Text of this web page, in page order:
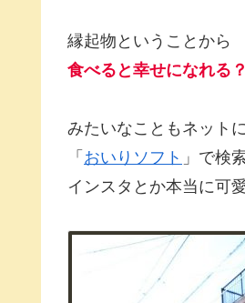
縁起物ということから
食べると幸せになれる
みたいなこともネット
「 おいりソフト 」で検
インスタとか本当に可